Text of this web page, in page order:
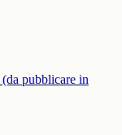
pubblicare in